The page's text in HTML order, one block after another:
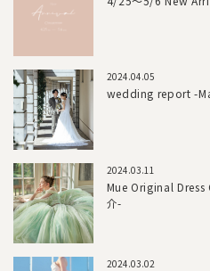
2024.04.05
wedding report -
2024.03.11
Mue Original
介-
2024.03.02